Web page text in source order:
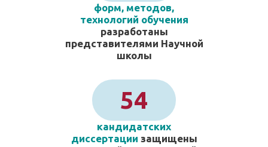
форм, методов,
технологий обучения
разработаны
представителями Научной
школы
54
кандидатских
диссертации защищены